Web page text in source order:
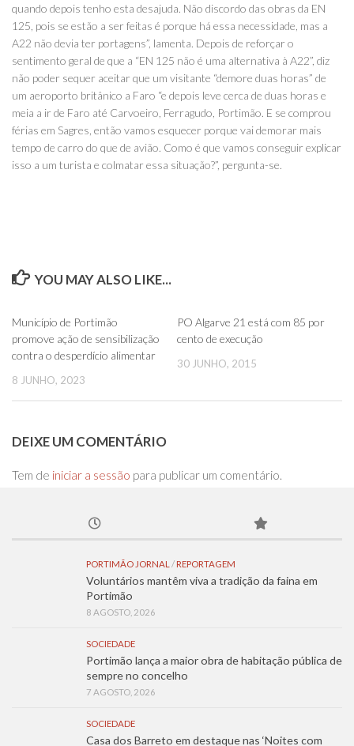
quando depois tenho esta desajuda. Não discordo das obras da EN
125, pois se estão a ser feitas é porque há essa necessidade, mas a
A22 não devia ter portagens”, lamenta. Depois de reforçar o
sentimento geral de que a “EN 125 não é uma alternativa à A22”, diz
não poder sequer aceitar que um visitante “demore duas horas” de
um aeroporto britânico a Faro “e depois leve cerca de duas horas e
meia a ir de Faro até Carvoeiro, Ferragudo, Portimão. E se comprou
férias em Sagres, então vamos esquecer porque vai demorar mais
tempo de carro do que de avião. Como é que vamos conseguir explicar
isso a um turista e colmatar essa situação?”, pergunta-se.
YOU MAY ALSO LIKE...
Município de Portimão
promove ação de sensibilização
contra o desperdício alimentar
8 JUNHO, 2023
PO Algarve 21 está com 85 por
cento de execução
30 JUNHO, 2015
DEIXE UM COMENTÁRIO
Tem de iniciar a sessão para publicar um comentário.
PORTIMÃO JORNAL / REPORTAGEM
Voluntários mantêm viva a tradição da faina em
Portimão
8 AGOSTO, 2026
SOCIEDADE
Portimão lança a maior obra de habitação pública de
sempre no concelho
7 AGOSTO, 2026
SOCIEDADE
Casa dos Barreto em destaque nas ‘Noites com